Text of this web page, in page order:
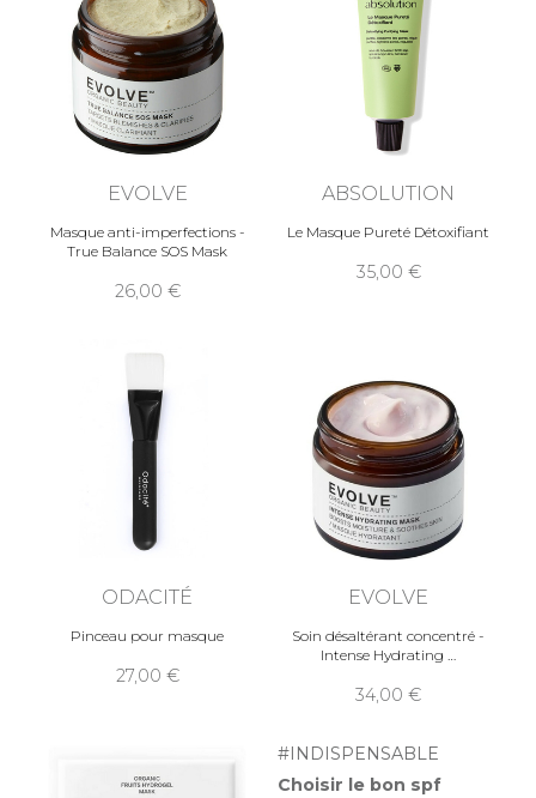
EVOLVE
Masque anti-imperfections -
True Balance SOS Mask
26,00
ABSOLUTION
Le Masque Pureté Détoxifiant
35,00
ODACITÉ
Pinceau pour masque
27,00
EVOLVE
Soin désaltérant concentré -
Intense Hydrating
34,00
#INDISPENSABLE
Choisir le bon spf